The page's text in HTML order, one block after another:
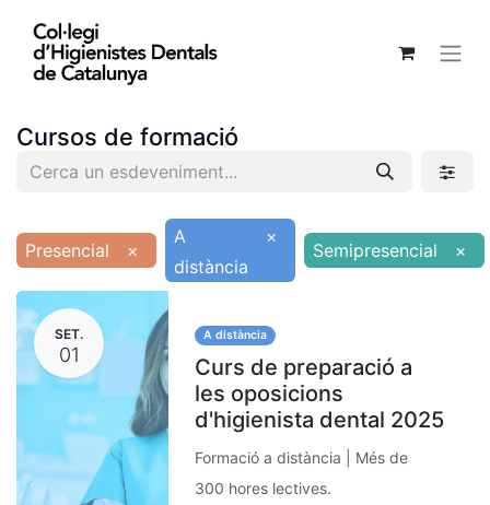
Cursos de formació
Presencial ×
A
distància
×
Semipresencial ×
SET.
01
A distància
Curs de preparació a
les oposicions
d'higienista dental 2025
Formació a distància | Més de
300 hores lectives.